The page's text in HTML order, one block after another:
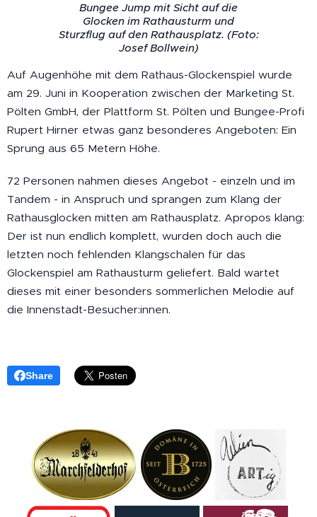
Bungee Jump mit Sicht auf die
Glocken im Rathausturm und
Sturzflug auf den Rathausplatz. (Foto:
Josef Bollwein)
Auf Augenhöhe mit dem Rathaus-Glockenspiel wurde
am 29. Juni in Kooperation zwischen der Marketing St.
Pölten GmbH, der Plattform St. Pölten und Bungee-Profi
Rupert Hirner etwas ganz besonderes Angeboten: Ein
Sprung aus 65 Metern Höhe.
72 Personen nahmen dieses Angebot - einzeln und im
Tandem - in Anspruch und sprangen zum Klang der
Rathausglocken mitten am Rathausplatz. Apropos klang:
Der ist nun endlich komplett, wurden doch auch die
letzten noch fehlenden Klangschalen für das
Glockenspiel am Rathausturm geliefert. Bald wartet
dieses mit einer besonders sommerlichen Melodie auf
die Innenstadt-Besucher:innen.
Share